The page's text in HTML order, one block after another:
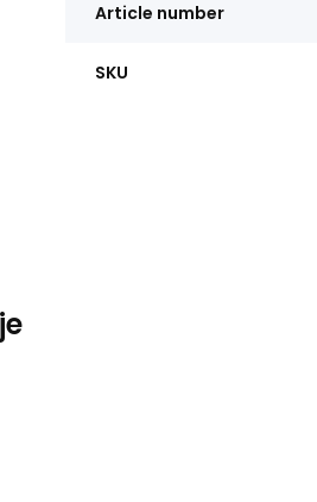
Article number
SKU